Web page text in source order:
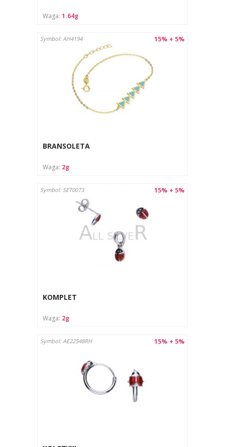
Waga: 1.64g
15% + 5%
Symbol: AH4194
BRANSOLETA
Waga: 2g
15% + 5%
Symbol: SET0073
KOMPLET
Waga: 2g
15% + 5%
Symbol: AE22548RH